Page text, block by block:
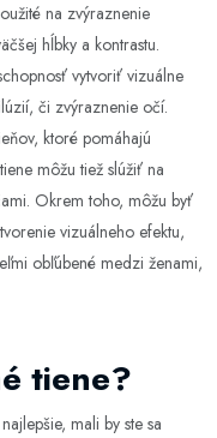
na zvýraznenie
hĺbky a kontrastu.
vytvoriť vizuálne
či zvýraznenie očí.
ktoré pomáhajú
môžu tiež slúžiť na
Okrem toho, môžu byť
vizuálneho efektu,
obľúbené medzi ženami,
tiene?
mali by ste sa